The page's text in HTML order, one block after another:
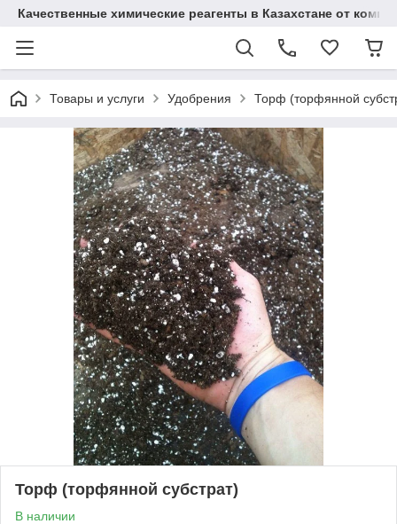
Качественные химические реагенты в Казахстане от
Товары и услуги Удобрения Торф (торфянной
Торф (торфянной субстрат)
В наличии